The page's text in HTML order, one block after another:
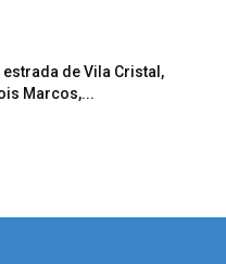
de Vila Cristal,
Marcos,...